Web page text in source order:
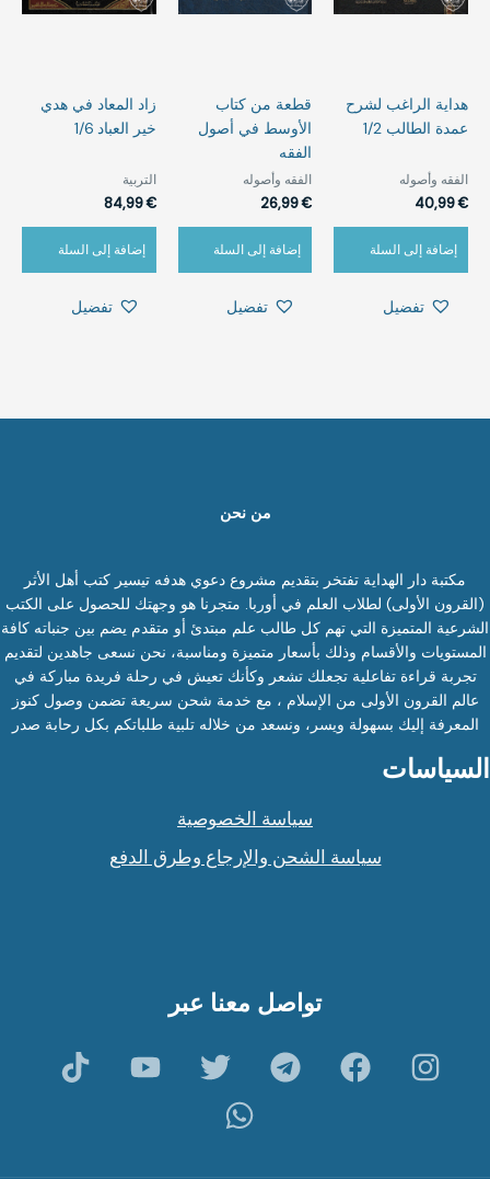
هداية الراغب لشرح
عمدة الطالب 1/2
الفقه وأصوله
40,99€
إضافة إلى السلة
تفضيل
قطعة من كتاب
الأوسط في أصول
الفقه
الفقه وأصوله
26,99€
إضافة إلى السلة
تفضيل
زاد المعاد في هدي
خير العباد 1/6
التربية
84,99€
إضافة إلى السلة
تفضيل
من نحن
مكتبة دار الهداية تفتخر بتقديم مشروع دعوي هدفه تيسير كتب أهل الأثر
(القرون الأولى) لطلاب العلم في أوربا. متجرنا هو وجهتك للحصول على الكتب
الشرعية المتميزة التي تهم كل طالب علم مبتدئ أو متقدم يضم بين جنباته كافة
المستويات والأقسام وذلك بأسعار متميزة ومناسبة، نحن نسعى جاهدين لتقديم
تجربة قراءة تفاعلية تجعلك تشعر وكأنك تعيش في رحلة فريدة مباركة في
عالم القرون الأولى من الإسلام ، مع خدمة شحن سريعة تضمن وصول كنوز
المعرفة إليك بسهولة ويسر، ونسعد من خلاله تلبية طلباتكم بكل رحابة صدر
السياسات
سياسة الخصوصية
سياسة الشحن والإرجاع وطرق الدفع
تواصل معنا عبر